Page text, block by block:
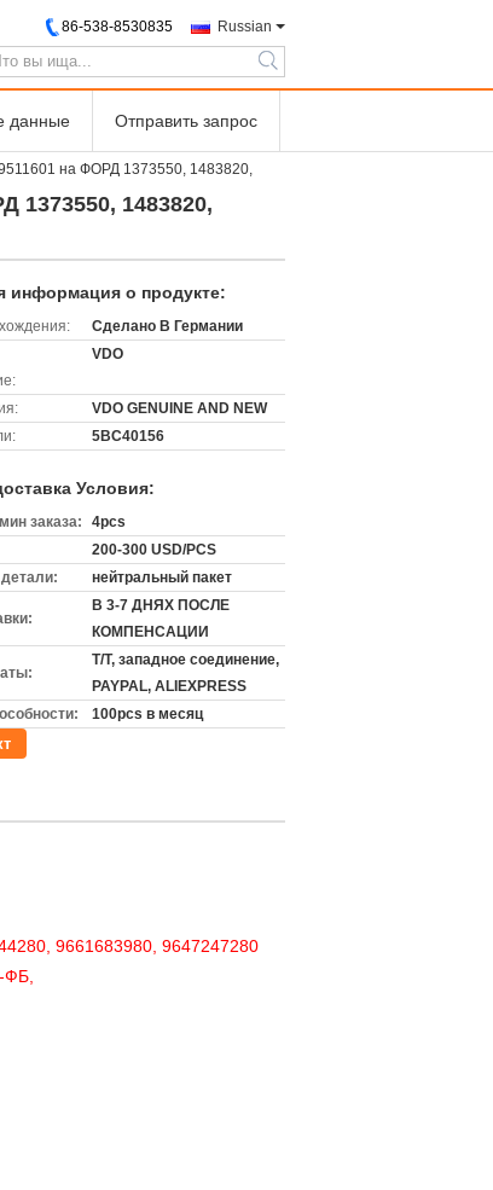
Russian
86-538-8530835
search
данные Отправить запрос
на ФОРД 1373550, 1483820,
1373550, 1483820,
информация о продукте:
Сделано В Германии
VDO
VDO GENUINE AND NEW
5ВС40156
Условия:
заказа:
4pcs
200-300 USD/PCS
нейтральный пакет
В 3-7 ДНЯХ ПОСЛЕ
КОМПЕНСАЦИИ
T/T, западное соединение,
PAYPAL, ALIEXPRESS
100pcs в месяц
9661683980, 9647247280